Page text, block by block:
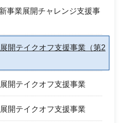
事業展開チャレンジ支援事
開テイクオフ支援事業（第2
開テイクオフ支援事業
開テイクオフ支援事業